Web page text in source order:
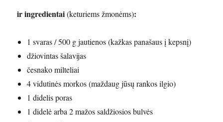
ir ingredientai(keturiems žmonėms):
1 svaras / 500 g jautienos (kažkas panašaus į kepsnį)
džiovintas šalavijas
česnako milteliai
4 vidutinės morkos (maždaug jūsų rankos ilgio)
1 didelis poras
1 didelė arba 2 mažos saldžiosios bulvės